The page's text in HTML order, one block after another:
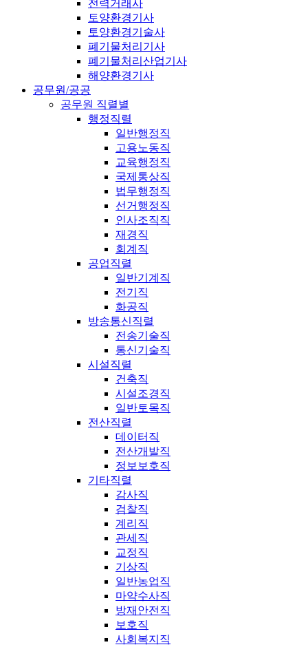
전력거래사
토양환경기사
토양환경기술사
폐기물처리기사
폐기물처리산업기사
해양환경기사
공무원/공공
공무원 직렬별
행정직렬
일반행정직
고용노동직
교육행정직
국제통상직
법무행정직
선거행정직
인사조직직
재경직
회계직
공업직렬
일반기계직
전기직
화공직
방송통신직렬
전송기술직
통신기술직
시설직렬
건축직
시설조경직
일반토목직
전산직렬
데이터직
전산개발직
정보보호직
기타직렬
감사직
검찰직
계리직
관세직
교정직
기상직
일반농업직
마약수사직
방재안전직
보호직
사회복지직